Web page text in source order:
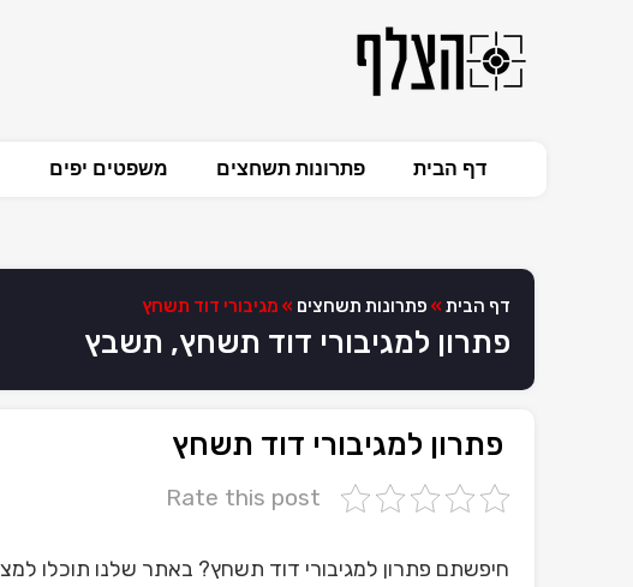
דף הבית פתרונות תשחצים משפטים יפים
דף הבית » פתרונות תשחצים » מגיבורי דוד תשחץ
פתרון למגיבורי דוד תשחץ, תשבץ
פתרון למגיבורי דוד תשחץ
Rate this post
חיפשתם פתרון למגיבורי דוד תשחץ? באתר שלנו תוכלו